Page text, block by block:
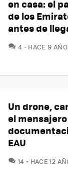
en casa: el
de los
antes de
4 HACE 9
Un drone,
el
EAU
14 HACE 12